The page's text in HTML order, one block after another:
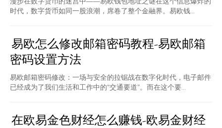
时代，数字货币如同一股浪潮，席卷了整个金融界。易欧钱...
易欧怎么修改邮箱密码教程-易欧邮箱
密码设置方法
易欧邮箱密码修改：一场与安全的拉锯战在数字化时代，电子邮件
已经成为了我们生活和工作中的“交通要道”。而在这个要...
在欧易金色财经怎么赚钱-欧易金财经